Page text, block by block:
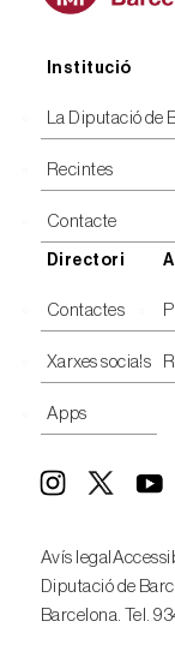
Peu
Institució
La Diputació de
Recintes
Contacte
Directori
Contactes
Xarxes socials
Apps
Avís legal
Diputació de
Barcelona. Tel.